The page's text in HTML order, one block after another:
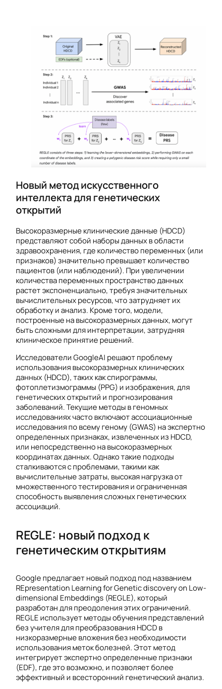
Новый метод искусственного
интеллекта для генетических
открытий
Высокоразмерные клинические данные (HDCD)
представляют собой наборы данных в области
здравоохранения, где количество переменных (или
признаков) значительно превышает количество
пациентов (или наблюдений). При увеличении
количества переменных пространство данных
растет экспоненциально, требуя значительных
вычислительных ресурсов, что затрудняет их
обработку и анализ. Кроме того, модели,
построенные на высокоразмерных данных, могут
быть сложными для интерпретации, затрудняя
клиническое принятие решений.
Исследователи GoogleAI решают проблему
использования высокоразмерных клинических
данных (HDCD), таких как спирограммы,
фотоплетизмограммы (PPG) и изображения, для
генетических открытий и прогнозирования
заболеваний. Текущие методы в геномных
исследованиях часто включают ассоциационные
исследования по всему геному (GWAS) на экспертно
определенных признаках, извлеченных из HDCD,
или непосредственно на высокоразмерных
координатах данных. Однако такие подходы
сталкиваются с проблемами, такими как
вычислительные затраты, высокая нагрузка от
множественного тестирования и ограниченная
способность выявления сложных генетических
ассоциаций.
REGLE: новый подход к
генетическим открытиям
Google предлагает новый подход под названием
REpresentation Learning for Genetic discovery on Low-
dimensional Embeddings (REGLE), который
разработан для преодоления этих ограничений.
REGLE использует методы обучения представлений
без учителя для преобразования HDCD в
низкоразмерные вложения без необходимости
использования меток болезней. Этот метод
интегрирует экспертно определенные признаки
(EDF), где это возможно, и позволяет более
эффективный и всесторонний генетический анализ.